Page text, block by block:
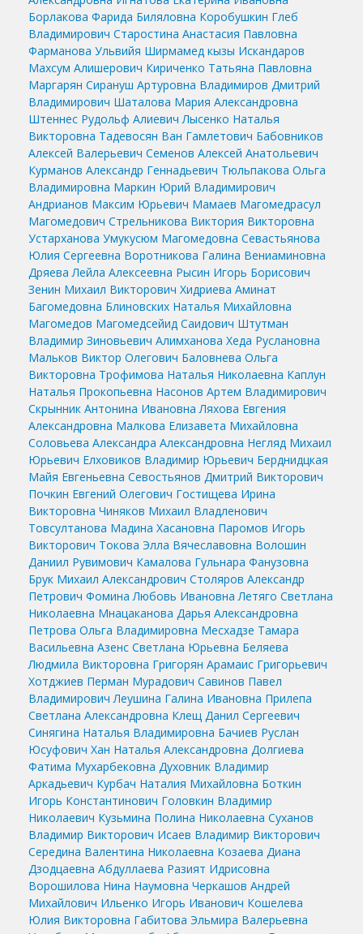
Борлакова Фарида Биляловна Коробушкин Глеб
Владимирович Старостина Анастасия Павловна
Фарманова Ульвийя Ширмамед кызы Искандаров
Махсум Алишерович Кириченко Татьяна Павловна
Маргарян Сирануш Артуровна Владимиров Дмитрий
Владимирович Шаталова Мария Александровна
Штеннес Рудольф Алиевич Лысенко Наталья
Викторовна Тадевосян Ван Гамлетович Бабовников
Алексей Валерьевич Семенов Алексей Анатольевич
Курманов Александр Геннадьевич Тюльпакова Ольга
Владимировна Маркин Юрий Владимирович
Андрианов Максим Юрьевич Мамаев Магомедрасул
Магомедович Стрельникова Виктория Викторовна
Устарханова Умукусюм Магомедовна Севастьянова
Юлия Сергеевна Воротникова Галина Вениаминовна
Дряева Лейла Алексеевна Рысин Игорь Борисович
Зенин Михаил Викторович Хидриева Аминат
Багомедовна Блиновских Наталья Михайловна
Магомедов Магомедсейид Саидович Штутман
Владимир Зиновьевич Алимханова Хеда Руслановна
Мальков Виктор Олегович Баловнева Ольга
Викторовна Трофимова Наталья Николаевна Каплун
Наталья Прокопьевна Насонов Артем Владимирович
Скрынник Антонина Ивановна Ляхова Евгения
Александровна Малкова Елизавета Михайловна
Соловьева Александра Александровна Негляд Михаил
Юрьевич Елховиков Владимир Юрьевич Берднидцкая
Майя Евгеньевна Севостьянов Дмитрий Викторович
Почкин Евгений Олегович Гостищева Ирина
Викторовна Чиняков Михаил Владленович
Товсултанова Мадина Хасановна Паромов Игорь
Викторович Токова Элла Вячеславовна Волошин
Даниил Рувимович Камалова Гульнара Фанузовна
Брук Михаил Александрович Столяров Александр
Петрович Фомина Любовь Ивановна Летяго Светлана
Николаевна Мнацаканова Дарья Александровна
Петрова Ольга Владимировна Месхадзе Тамара
Васильевна Азенс Светлана Юрьевна Беляева
Людмила Викторовна Григорян Арамаис Григорьевич
Хотджиев Перман Мурадович Савинов Павел
Владимирович Леушина Галина Ивановна Прилепа
Светлана Александровна Клещ Данил Сергеевич
Синягина Наталья Владимировна Бачиев Руслан
Юсуфович Хан Наталья Александровна Долгиева
Фатима Мухарбековна Духовник Владимир
Аркадьевич Курбач Наталия Михайловна Боткин
Игорь Константинович Головкин Владимир
Николаевич Кузьмина Полина Николаевна Суханов
Владимир Викторович Исаев Владимир Викторович
Середина Валентина Николаевна Козаева Диана
Дзодцаевна Абдуллаева Разият Идрисовна
Ворошилова Нина Наумовна Черкашов Андрей
Михайлович Ильенко Игорь Иванович Кошелева
Юлия Викторовна Габитова Эльмира Валерьевна